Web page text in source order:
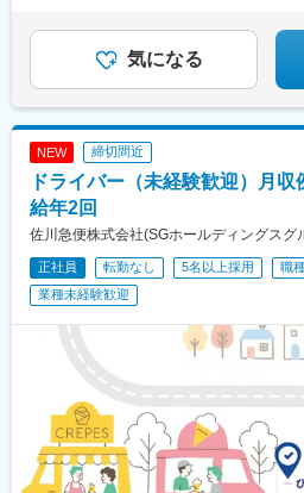
川駅、天神川駅、栗平駅、北鎌倉
京都)、相原駅、大崎駅、落合南
駅、高座渋谷駅、中神駅、北楠駅
(和歌山県)、六浦駅、国分寺駅、
前駅、太閤通駅、林崎松江海岸駅
市営)、上野毛駅、南御殿場駅、伊
中野駅、谷塚駅、志村三丁目駅、
駅、瑞江駅、木場駅(東京都)、相
東舞鶴駅、梶が谷駅、日の出駅(東
込柳町駅、新座駅、麻布十番駅、
小学校前駅、久我山駅、駒沢大学
駅、根岸駅(神奈川県)、国会議事
都)、東山田駅、高槻市駅、鷺沼
橋駅、池袋駅、若葉台駅、京王よ
新馬場駅、由仁駅、大鳥居駅、京
砂田橋駅、田井ノ瀬駅、武蔵五日
知駅、平津駅、上社駅、甚目寺駅
なめり駅、古庄駅、芝川駅、富士
駅、上板橋駅、大和田駅(北海道)
駅、六町駅、港町駅、鮫洲駅、日
★有給休暇（最大40日）
★ホワイト企業認定
気になる
NEW 締切間近
ドライバー（未経験歓迎）月
給年2回
佐川急便株式会社(SGホールディングスグ
正社員 転勤なし 5名以上採用
職
業種未経験歓迎